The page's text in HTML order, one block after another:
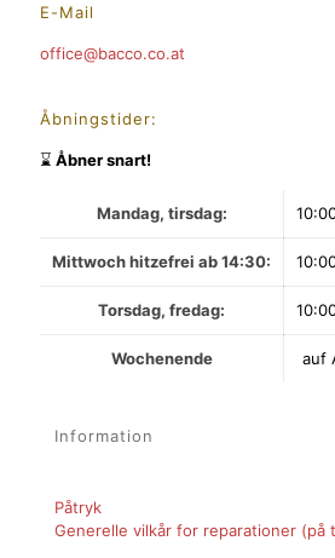
E-Mail
office@bacco.co.at
Åbningstider:
⌛ Åbner snart!
Mandag, tirsdag:
Mittwoch hitzefrei ab 14:30:
Torsdag, fredag:
Wochenende auf
Information
Påtryk
Generelle vilkår for reparationer (på